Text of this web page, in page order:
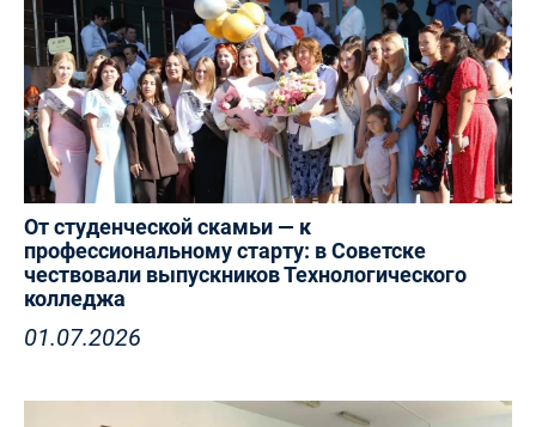
От студенческой скамьи — к
профессиональному старту: в Советске
чествовали выпускников Технологического
колледжа
01.07.2026